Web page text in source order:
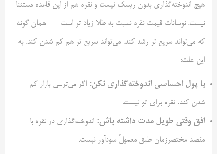
هیچ اندوخته‌گذاری بدون ریسک نیست و نقره هم از این قاعده مستثنا
نیست. نوسانات قیمت نقره نسبت به طلا زیاد تر است — همان گونه
که می‌تواند سریع تر رشد کند، می‌تواند سریع تر هم کم شدن کند. به
این علت:
با پول احساسی اندوخته‌گذاری نکن: اگر می‌ترسی بازار کم
شدن کند، نقره برای تو نیست.
افق وقتی طویل مدت داشته باش: اندوخته‌گذاری در نقره با
مقصد مختصر‌زمان طبق معمولً سودآور نیست.